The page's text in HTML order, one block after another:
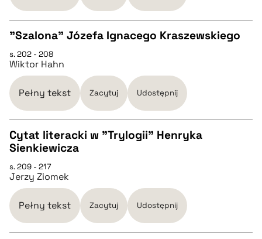
BIBTEX
pobierz cytat
CZYSTY TEKST
pobierz cytat
BIBTEX
"Szalona" Józefa Ignacego Kraszewskiego
s. 202 - 208
Wiktor Hahn
Pełny tekst Zacytuj Udostępnij
pobierz cytat
BIBTEX
Cytat literacki w "Trylogii" Henryka
Sienkiewicza
s. 209 - 217
Jerzy Ziomek
Pełny tekst Zacytuj Udostępnij